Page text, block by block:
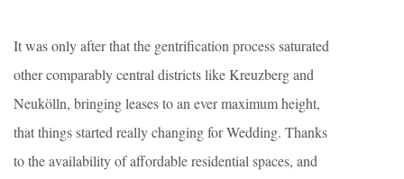
It was only after that the gentrification process saturated
other comparably central districts like Kreuzberg and
Neukölln, bringing leases to an ever maximum height,
that things started really changing for Wedding. Thanks
to the availability of affordable residential spaces, and